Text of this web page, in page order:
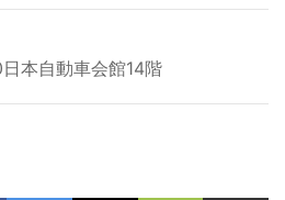
本自動車会館14階